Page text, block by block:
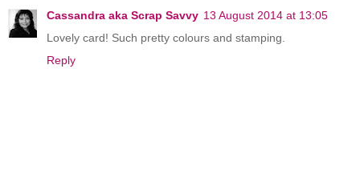
Cassandra aka Scrap Savvy 13 August 2014 at 13:05
Lovely card! Such pretty colours and stamping.
Reply